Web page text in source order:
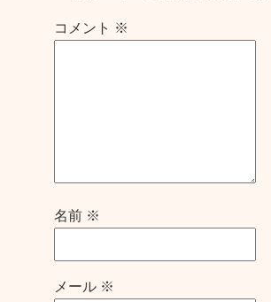
コメント ※
名前 ※
メール ※